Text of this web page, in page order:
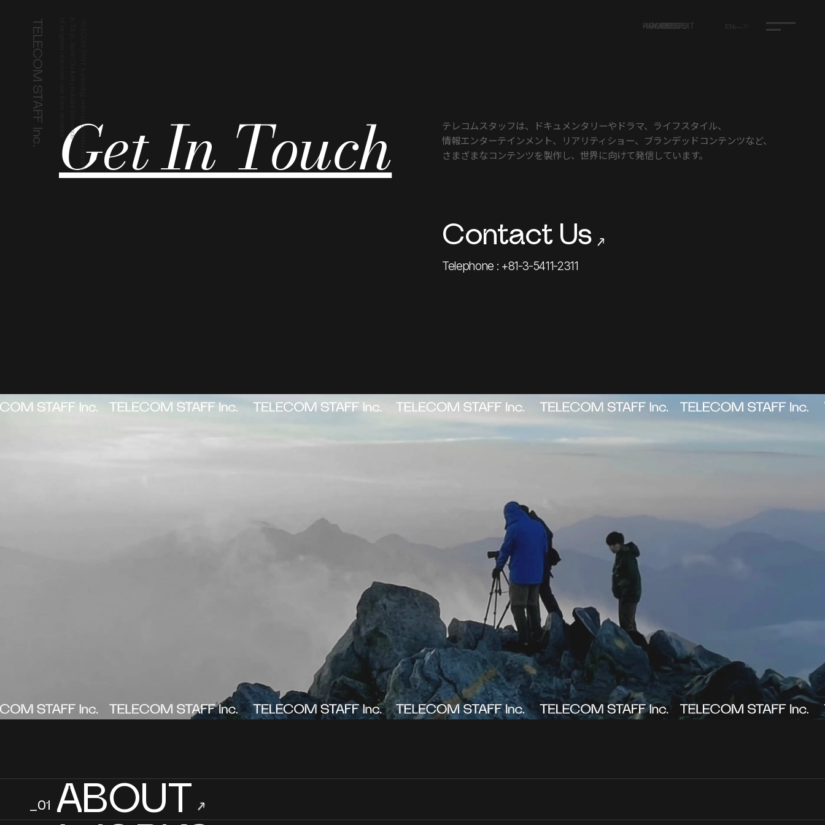
TELECOM STAFF is a leading video production company
TELECOM STAFF Inc. HOME
ABOUT
WORKS
AWARDS
NEWS
RECRUIT EN
_02
AWARDS→
NEWS
RECRUIT →
Contact Us →
Get In Touch テレコムスタッフは、 ドキュメンタリーや ドラマ、 ライフスタイル、
情報エンターテインメント、
リアリティショー、 ブランデッドコンテンツなど、
さまざまなコンテンツを製作し、 世界に向けて発信しています。
Contact Us→
Telephone : +81-3-5411-2311
_01 ABOUT →